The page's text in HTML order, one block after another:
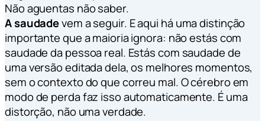
Não aguentas não saber.
A saudadevem a seguir. E aqui há uma distinção
importante que a maioria ignora: não estás com
saudade da pessoa real. Estás com saudade de
uma versão editada dela, os melhores momentos,
sem o contexto do que correu mal. O cérebro em
modo de perda faz isso automaticamente. É uma
distorção, não uma verdade.